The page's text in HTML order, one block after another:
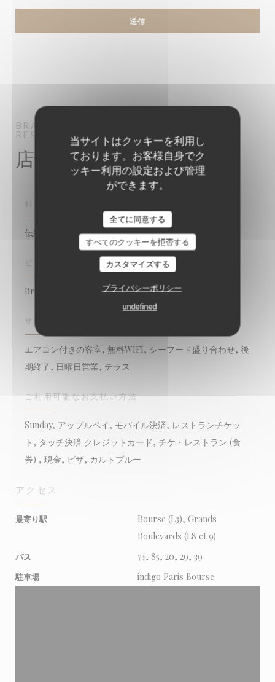
当サイトはクッキーを利用し
ております。お客様自身でク
ッキー利用の設定および管理
ができます。
全てに同意する
すべてのクッキーを拒否する
カスタマイズする
プライバシーポリシー
undefined
BRASSERIE VAUDEVILLE
RESTAURANT
PARIS
店舗情報
料理
伝統料理, フランス語, フィッシュ＆シーフード
Brasserie - Restaurant
サービス
エアコン付きの客室, 無料WIFI, シーフード盛り合わせ, 後
期終了, 日曜日営業, テラス
ご利用可能なお支払い方法
Sunday, アップルペイ, モバイル決済, レストランチケッ
ト, タッチ決済 クレジットカード, チケ・レストラン (食
券) , 現金, ビザ, カルトブルー
アクセス
最寄り駅
Bourse (L3), Grands
Boulevards (L8 et 9)
バス 74, 85, 20, 29, 39
駐車場 indigo Paris Bourse